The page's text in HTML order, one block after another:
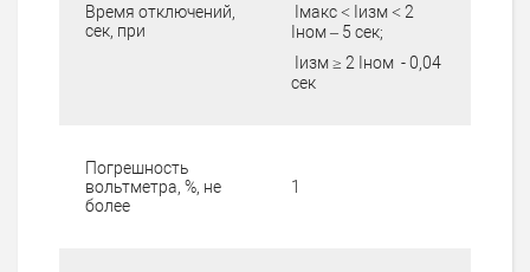
Время отключений,
сек, при
Iмакс ˂ Iизм ˂ 2
Iном – 5 сек;
Iизм ≥ 2 Iном - 0,04
сек
Погрешность
вольтметра, %, не
более
1